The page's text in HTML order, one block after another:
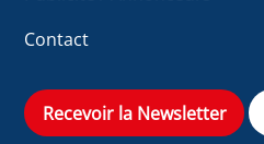
Contact
Recevoir la Newsletter